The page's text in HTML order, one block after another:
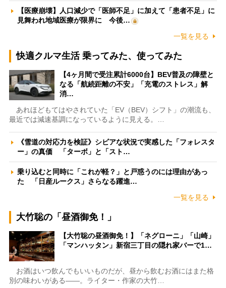
【医療崩壊】人口減少で「医師不足」に加えて「患者不足」に
見舞われ地域医療が限界に 今後…
一覧を見る
快適クルマ生活 乗ってみた、使ってみた
【4ヶ月間で受注累計6000台】BEV普及の障壁と
なる「航続距離の不安」「充電のストレス」解
消…
あれほどもてはやされていた「EV（BEV）シフト」の潮流も、
最近では減速基調になっているように見える。…
《雪道の対応力を検証》シビアな状況で実感した「フォレスタ
ー」の真価 「ターボ」と「スト…
乗り込むと同時に「これが軽？」と戸惑うのには理由があっ
た 「日産ルークス」さらなる躍進…
一覧を見る
大竹聡の「昼酒御免！」
【大竹聡の昼酒御免！】「ネグローニ」「山崎」
「マンハッタン」新宿三丁目の隠れ家バーで1…
お酒はいつ飲んでもいいものだが、昼から飲むお酒にはまた格
別の味わいがある――。ライター・作家の大竹…